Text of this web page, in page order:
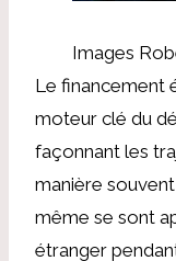
Images
Le financement
moteur clé du
façonnant les
manière
même se sont
étranger